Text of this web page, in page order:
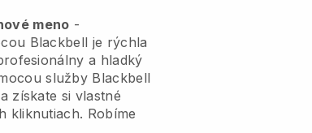
meno -
Blackbell je rýchla
a hladký
služby Blackbell
získate si vlastné
kliknutiach. Robíme